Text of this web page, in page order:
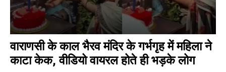
वाराणसी के काल भैरव मंदिर के गर्भगृह में महिला ने
काटा केक, वीडियो वायरल होते ही भड़के लोग